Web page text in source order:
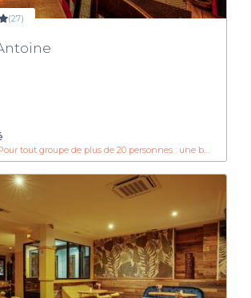
(27)
groupe de plus de 20 personnes : une bouteille de champagne offerte !